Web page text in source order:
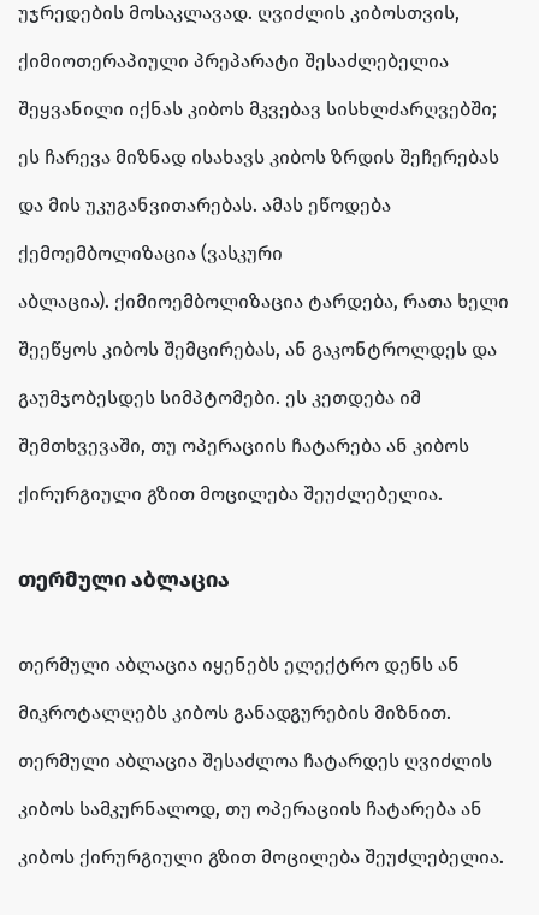
უჯრედების მოსაკლავად. ღვიძლის კიბოსთვის,
ქიმიოთერაპიული პრეპარატი შესაძლებელია
შეყვანილი იქნას კიბოს მკვებავ სისხლძარღვებში;
ეს ჩარევა მიზნად ისახავს კიბოს ზრდის შეჩერებას
და მის უკუგანვითარებას. ამას ეწოდება
ქემოემბოლიზაცია (ვასკური
აბლაცია). ქიმიოემბოლიზაცია ტარდება, რათა ხელი
შეეწყოს კიბოს შემცირებას, ან გაკონტროლდეს და
გაუმჯობესდეს სიმპტომები. ეს კეთდება იმ
შემთხვევაში, თუ ოპერაციის ჩატარება ან კიბოს
ქირურგიული გზით მოცილება შეუძლებელია.
თერმული აბლაცია
თერმული აბლაცია იყენებს ელექტრო დენს ან
მიკროტალღებს კიბოს განადგურების მიზნით.
თერმული აბლაცია შესაძლოა ჩატარდეს ღვიძლის
კიბოს სამკურნალოდ, თუ ოპერაციის ჩატარება ან
კიბოს ქირურგიული გზით მოცილება შეუძლებელია.